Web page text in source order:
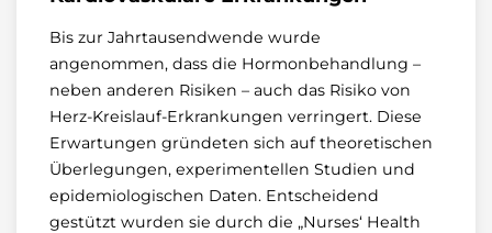
Bis zur Jahrtausendwende wurde
angenommen, dass die Hormonbehandlung –
neben anderen Risiken – auch das Risiko von
Herz-Kreislauf-Erkrankungen verringert. Diese
Erwartungen gründeten sich auf theoretischen
Überlegungen, experimentellen Studien und
epidemiologischen Daten. Entscheidend
gestützt wurden sie durch die „Nurses‘ Health